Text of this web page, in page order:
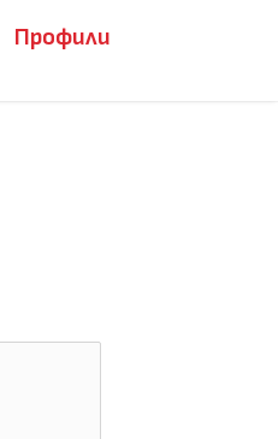
Профили